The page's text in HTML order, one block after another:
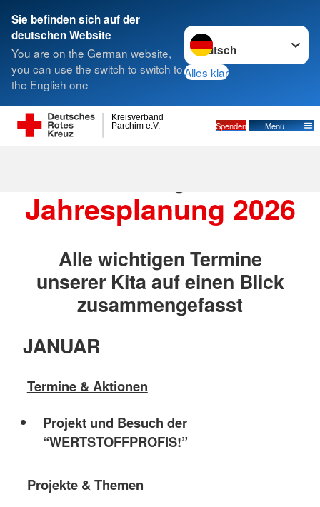
Sie befinden sich auf der
deutschen Website
You are on the German website,
you can use the switch to switch to
the English one
Sprache wechseln zu
Alles klar
Parchim e.V.
Kreisverband
Spenden Menü
Suche
Jahresplanung 2026
Alle wichtigen Termine
unserer Kita auf einen Blick
zusammengefasst
JANUAR
Termine & Aktionen
Projekt und Besuch der
“WERTSTOFFPROFIS!”
Projekte & Themen